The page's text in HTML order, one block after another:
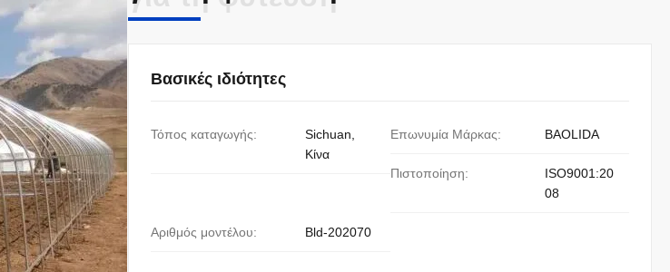
Βασικές ιδιότητες
Τόπος καταγωγής:
Sichuan,
Κίνα
Επωνυμία Μάρκας: BAOLIDA
Πιστοποίηση:
ISO9001:20
08
Αριθμός μοντέλου: Bld-202070